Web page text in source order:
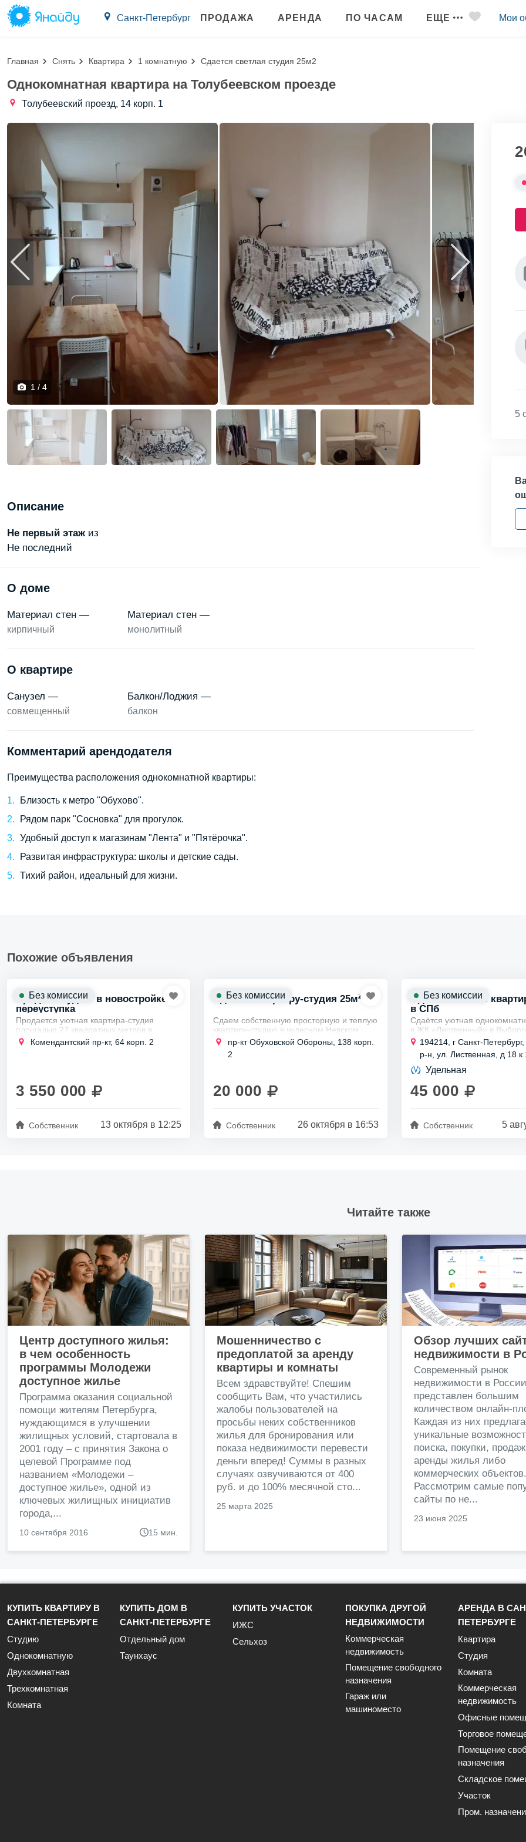
Санкт-Петербург ПРОДАЖА АРЕНДА ПО ЧАСАМ ЕЩЕ Мои
Главная Снять Квартира 1 комнатную Сдается светлая студия 25м2
Однокомнатная квартира на Толубеевском проезде
Толубеевский проезд, 14 корп. 1
1 / 4
5
Описание
Не первый этаж из
Не последний
О доме
Материал стен —
кирпичный
Материал стен —
монолитный
О квартире
Санузел —
совмещенный
Балкон/Лоджия —
балкон
Комментарий арендодателя
Преимущества расположения однокомнатной квартиры:
Близость к метро "Обухово".
Рядом парк "Сосновка" для прогулок.
Удобный доступ к магазинам "Лента" и "Пятёрочка".
Развитая инфраструктура: школы и детские сады.
Тихий район, идеальный для жизни.
Похожие объявления
Продам студию в новостройке,
переуступка
Продается уютная квартира-студия
площадью 27 квадратных метров в
современном кирпичном жилом
комплексе “Чистое Небо”, расположенном
Комендантский пр-кт, 64 корп. 2
3 550 000
Собственник 13 октября в 12:25
Без комиссии Сдается квартиру-студия 25м2
Сдаем собственную просторную и теплую
квартиру-студию в чудесном Невском
районе в пешей доступности от станций
метро Пролетарская, Рыбацкое, Обухово,
на...
пр-кт Обуховской Обороны, 138 корп.
2
20 000
Собственник 26 октября в 16:53
Без комиссии
Однокомнатная
в СПб
Сдаётся уютная
в ЖК «Лиственный» в
— комфорт и тишина в
города. Квартира площадью
выполнена в...
194214, г Санкт-
р-н, ул. Лиственная, д 18 к
Удельная
45 000
Собственник 5
Без комиссии
Читайте также
Центр доступного жилья:
в чем особенность
программы Молодежи
доступное жилье
Программа оказания социальной
помощи жителям Петербурга,
нуждающимся в улучшении
жилищных условий, стартовала в
2001 году – с принятия Закона о
целевой Программе под
названием «Молодежи –
доступное жилье», одной из
ключевых жилищных инициатив
города,...
10 сентября 2016 15 мин.
Мошенничество с
предоплатой за аренду
квартиры и комнаты
Всем здравствуйте! Спешим
сообщить Вам, что участились
жалобы пользователей на
просьбы неких собственников
жилья для бронирования или
показа недвижимости перевести
деньги вперед! Суммы в разных
случаях озвучиваются от 400
руб. и до 100% месячной сто...
25 марта 2025
Обзор лучших
недвижимости в
Современный рынок
недвижимости в России
представлен большим
количеством онлайн-
Каждая из них
уникальные
поиска, покупки,
аренды жилья либо
коммерческих объектов.
Рассмотрим самые
сайты по не...
23 июня 2025
КУПИТЬ КВАРТИРУ В
САНКТ-ПЕТЕРБУРГЕ
Студию
Однокомнатную
Двухкомнатная
Трехкомнатная
Комната
КУПИТЬ ДОМ В
САНКТ-ПЕТЕРБУРГЕ
Отдельный дом
Таунхаус
КУПИТЬ УЧАСТОК
ИЖС
Сельхоз
ПОКУПКА ДРУГОЙ
НЕДВИЖИМОСТИ
Коммерческая
недвижимость
Помещение свободного
назначения
Гараж или
машиноместо
АРЕНДА В
ПЕТЕРБУРГЕ
Квартира
Студия
Комната
Коммерческая
недвижимость
Офисные
Торговое
Помещение
назначения
Складское
Участок
Пром.